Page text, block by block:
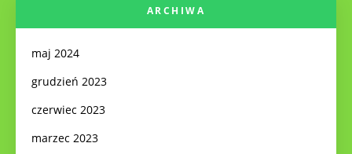
ARCHIWA
maj 2024
grudzień 2023
czerwiec 2023
marzec 2023